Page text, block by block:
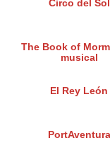
Circo del Sol
The Book of
musical
El Rey León
PortAventura